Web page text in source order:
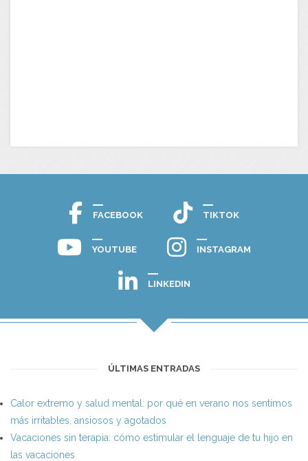
FACEBOOK TIKTOK
YOUTUBE INSTAGRAM
LINKEDIN
ÚLTIMAS ENTRADAS
Calor extremo y salud mental: por qué en verano nos sentimos
más irritables, ansiosos y agotados
Vacaciones sin terapia: cómo estimular el lenguaje de tu hijo en
las vacaciones